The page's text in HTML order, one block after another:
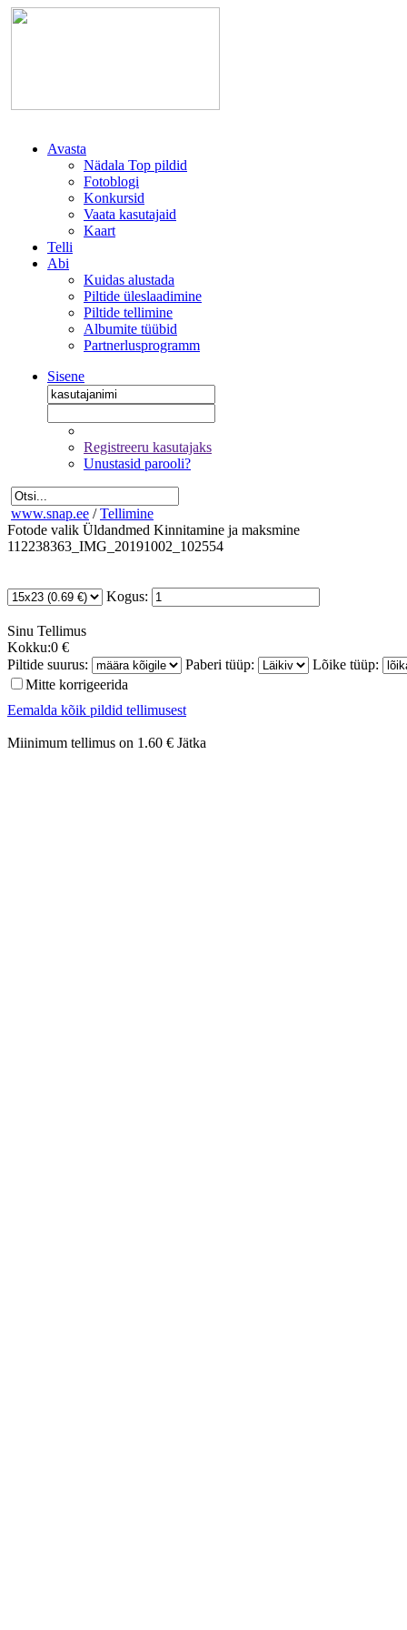
Avasta
Nädala Top pildid
Fotoblogi
Konkursid
Vaata kasutajaid
Kaart
Telli
Abi
Kuidas alustada
Piltide üleslaadimine
Piltide tellimine
Albumite tüübid
Partnerlusprogramm
Sisene
Registreeru kasutajaks
Unustasid parooli?
www.snap.ee / Tellimine
Fotode valik Üldandmed Kinnitamine ja maksmine
112238363_IMG_20191002_102554
Kogus:
Sinu Tellimus
Kokku:0 €
Piltide suurus:
Paberi tüüp:
Lõike tüüp:
Mitte korrigeerida
Eemalda kõik pildid tellimusest
Miinimum tellimus on 1.60 € Jätka